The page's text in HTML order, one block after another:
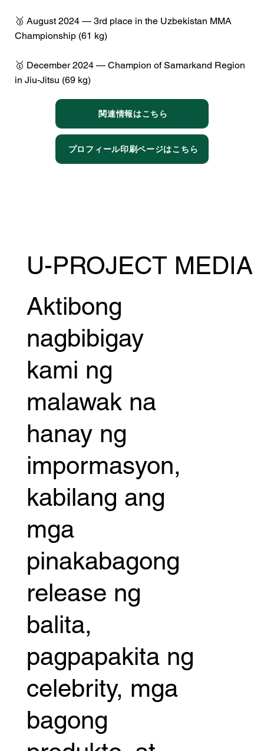
🥉 August 2024 — 3rd place in the Uzbekistan MMA
Championship (61 kg)
🥇 December 2024 — Champion of Samarkand Region
in Jiu-Jitsu (69 kg)
関連情報はこちら
プロフィール印刷ページはこちら
U-PROJECT MEDIA
Aktibong
nagbibigay
kami ng
malawak na
hanay ng
impormasyon,
kabilang ang
mga
pinakabagong
release ng
balita,
pagpapakita ng
celebrity, mga
bagong